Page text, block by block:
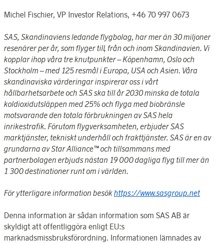
Michel Fischier, VP Investor Relations, +46 70 997 0673
SAS, Skandinaviens ledande flygbolag, har mer än 30 miljoner
resenärer per år, som flyger till, från och inom Skandinavien. Vi
kopplar ihop våra tre knutpunkter – Köpenhamn, Oslo och
Stockholm – med 125 resmål i Europa, USA och Asien. Våra
skandinaviska värderingar inspirerar oss i vårt
hållbarhetsarbete och SAS ska till år 2030 minska de totala
koldioxidutsläppen med 25% och flyga med biobränsle
motsvarande den totala förbrukningen av SAS hela
inrikestrafik. Förutom flygverksamheten, erbjuder SAS
marktjänster, tekniskt underhåll och frakttjänster. SAS är en av
grundarna av Star Alliance™ och tillsammans med
partnerbolagen erbjuds nästan 19 000 dagliga flyg till mer än
1 300 destinationer runt om i världen.
För ytterligare information besökhttps://www.sasgroup.net
Denna information är sådan information som SAS AB är
skyldigt att offentliggöra enligt EU:s
marknadsmissbruksförordning. Informationen lämnades av